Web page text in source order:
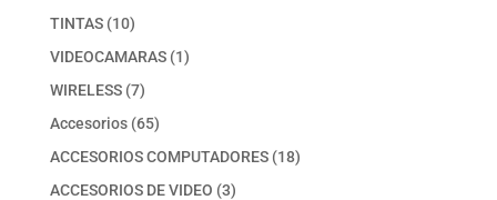
TINTAS 1010
productos
VIDEOCAMARAS 11
WIRELESS 77
productos
Accesorios 6565
productos
ACCESORIOS COMPUTADORES 1818
ACCESORIOS DE VIDEO 33